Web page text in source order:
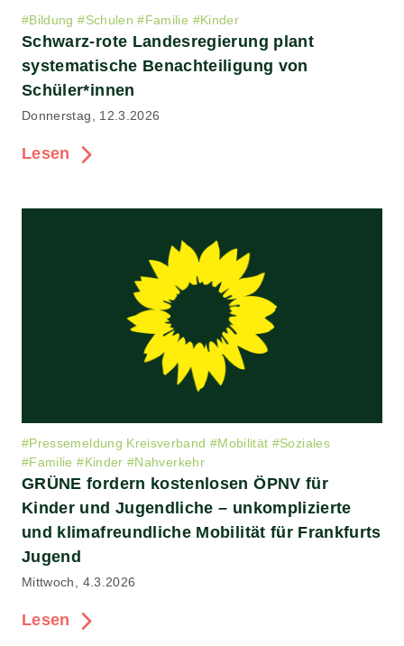
#Bildung #Schulen #Familie #Kinder
Schwarz-rote Landesregierung plant
systematische Benachteiligung von
Schüler*innen
Donnerstag, 12.3.2026
Lesen
#Pressemeldung Kreisverband #Mobilität #Soziales
#Familie #Kinder #Nahverkehr
GRÜNE fordern kostenlosen ÖPNV für
Kinder und Jugendliche – unkomplizierte
und klimafreundliche Mobilität für Frankfurts
Jugend
Mittwoch, 4.3.2026
Lesen